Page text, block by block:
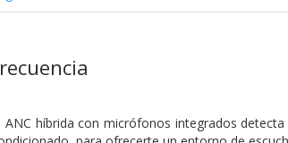
híbrida con micrófonos integrados